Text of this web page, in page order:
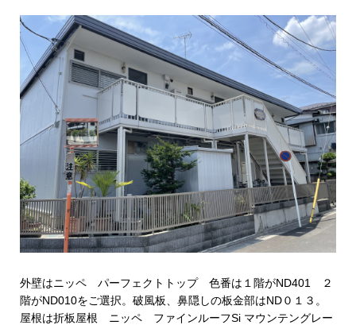
外壁はニッペ パーフェクトトップ 色番は１階がND401 ２
階がND010をご選択。破風板、鼻隠しの板金部はND０１３。
屋根は折板屋根 ニッペ ファインルーフSi マウンテングレー